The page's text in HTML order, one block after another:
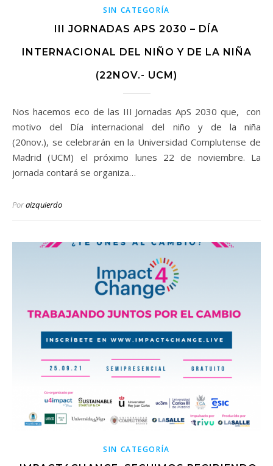
SIN CATEGORÍA
III JORNADAS APS 2030 – DÍA
INTERNACIONAL DEL NIÑO Y DE LA NIÑA
(22NOV.- UCM)
Nos hacemos eco de las III Jornadas ApS 2030 que, con
motivo del Día internacional del niño y de la niña
(20nov.), se celebrarán en la Universidad Complutense de
Madrid (UCM) el próximo lunes 22 de noviembre. La
jornada contará se organiza…
Poraizquierdo
SIN CATEGORÍA